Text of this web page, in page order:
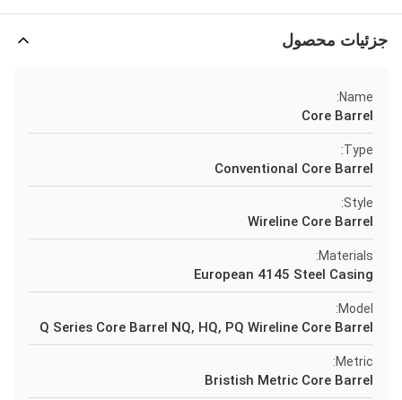
جزئیات محصول
Name:
Core Barrel
Type:
Conventional Core Barrel
Style:
Wireline Core Barrel
Materials:
European 4145 Steel Casing
Model:
Q Series Core Barrel NQ, HQ, PQ Wireline Core Barrel
Metric:
Bristish Metric Core Barrel